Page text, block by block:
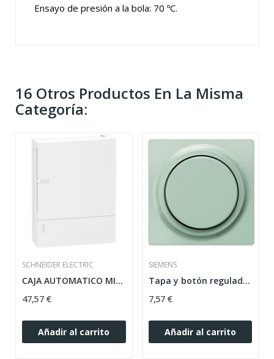
Ensayo de presión a la bola: 70 ºC.
16 Otros Productos En La Misma
Categoría:
SCHNEIDER ELECTRIC
CAJA AUTOMATICO MINI PRAGMA SCHNEIDER MIP10212...
47,57 €
Añadir al carrito
SIEMENS
Tapa y botón regulador Siemens Delta Miro i-sys...
7,57 €
Añadir al carrito